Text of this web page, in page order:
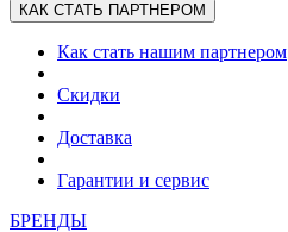
КАК СТАТЬ ПАРТНЕРОМ
Как стать нашим партнером
Скидки
Доставка
Гарантии и сервис
БРЕНДЫ